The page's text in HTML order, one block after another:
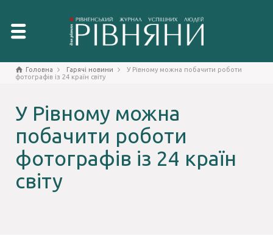
Головна Гарячі новини
У Рівному можна побачити роботи
фотографів із 24 країн світу
У Рівному можна
побачити роботи
фотографів із 24 країн
світу